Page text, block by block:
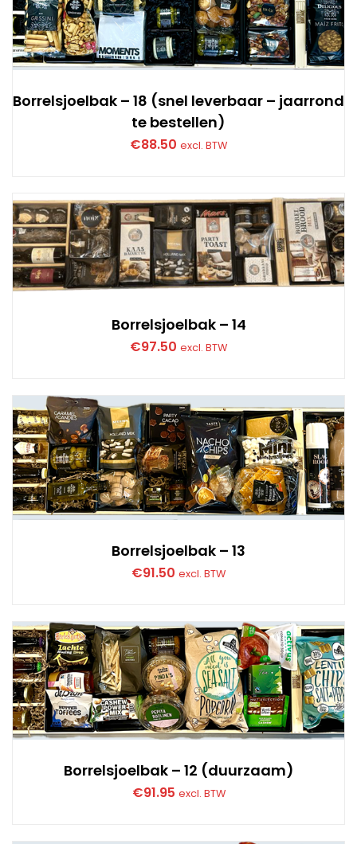
Borrelsjoelbak – 18 (snel leverbaar – jaarrond
te bestellen)
€88.50 excl. BTW
Borrelsjoelbak – 14
€97.50 excl. BTW
Borrelsjoelbak – 13
€91.50 excl. BTW
Borrelsjoelbak – 12 (duurzaam)
€91.95 excl. BTW